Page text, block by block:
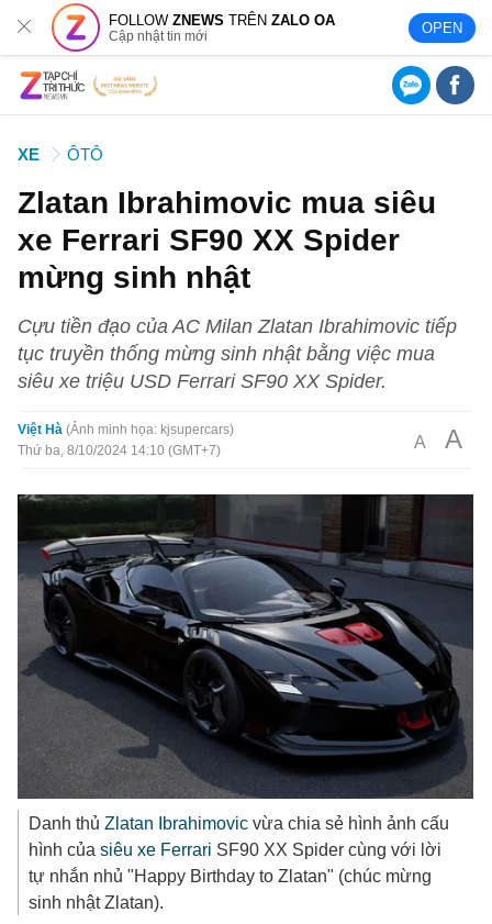
FOLLOWZNEWS TRÊNZALO OA
Cập nhật tin mới OPEN
XE ÔTÔ
Zlatan Ibrahimovic mua siêu
xe Ferrari SF90 XX Spider
mừng sinh nhật
Cựu tiền đạo của AC Milan Zlatan Ibrahimovic tiếp
tục truyền thống mừng sinh nhật bằng việc mua
siêu xe triệu USD Ferrari SF90 XX Spider.
Việt Hà Ảnh minh họa: kjsupercars
Thứ ba, 8/10/2024 14:10 (GMT+7)
A A
Danh thủZlatan Ibrahimovic vừa chia sẻ hình ảnh cấu
hình củasiêu xe Ferrari SF90 XX Spider cùng với lời
tự nhắn nhủ "Happy Birthday to Zlatan" (chúc mừng
sinh nhật Zlatan).